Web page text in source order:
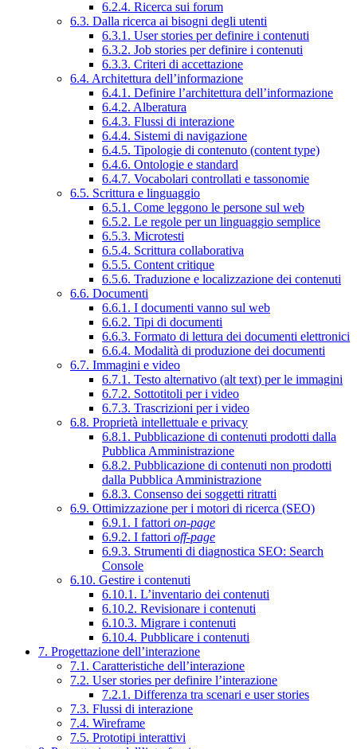
6.2.4. Ricerca sui forum
6.3. Dalla ricerca ai bisogni degli utenti
6.3.1. User stories per definire i contenuti
6.3.2. Job stories per definire i contenuti
6.3.3. Criteri di accettazione
6.4. Architettura dell’informazione
6.4.1. Definire l’architettura dell’informazione
6.4.2. Alberatura
6.4.3. Flussi di interazione
6.4.4. Sistemi di navigazione
6.4.5. Tipologie di contenuto (content type)
6.4.6. Ontologie e standard
6.4.7. Vocabolari controllati e tassonomie
6.5. Scrittura e linguaggio
6.5.1. Come leggono le persone sul web
6.5.2. Le regole per un linguaggio semplice
6.5.3. Microtesti
6.5.4. Scrittura collaborativa
6.5.5. Content critique
6.5.6. Traduzione e localizzazione dei contenuti
6.6. Documenti
6.6.1. I documenti vanno sul web
6.6.2. Tipi di documenti
6.6.3. Formato di lettura dei documenti elettronici
6.6.4. Modalità di produzione dei documenti
6.7. Immagini e video
6.7.1. Testo alternativo (alt text) per le immagini
6.7.2. Sottotitoli per i video
6.7.3. Trascrizioni per i video
6.8. Proprietà intellettuale e privacy
6.8.1. Pubblicazione di contenuti prodotti dalla
Pubblica Amministrazione
6.8.2. Pubblicazione di contenuti non prodotti
dalla Pubblica Amministrazione
6.8.3. Consenso dei soggetti ritratti
6.9. Ottimizzazione per i motori di ricerca (SEO)
6.9.1. I fattori on-page
6.9.2. I fattori off-page
6.9.3. Strumenti di diagnostica SEO: Search
Console
6.10. Gestire i contenuti
6.10.1. L’inventario dei contenuti
6.10.2. Revisionare i contenuti
6.10.3. Migrare i contenuti
6.10.4. Pubblicare i contenuti
7. Progettazione dell’interazione
7.1. Caratteristiche dell’interazione
7.2. User stories per definire l’interazione
7.2.1. Differenza tra scenari e user stories
7.3. Flussi di interazione
7.4. Wireframe
7.5. Prototipi interattivi